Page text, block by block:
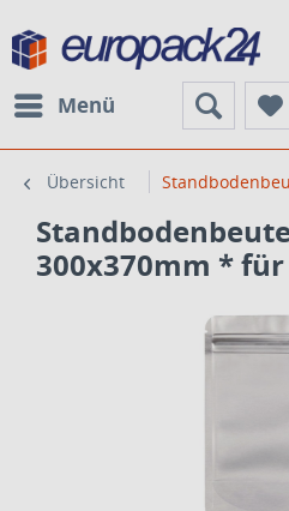
Menü
Übersicht
300x370mm *